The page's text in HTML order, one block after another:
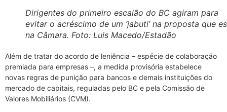
Dirigentes do primeiro escalão do BC agiram para
evitar o acréscimo de um ‘jabuti’ na proposta que
na Câmara. Foto: Luis Macedo/Estadão
Além de tratar do acordo de leniência – espécie de colaboração
premiada para empresas –, a medida provisória estabelece
novas regras de punição para bancos e demais instituições do
mercado de capitais, reguladas pelo BC e pela Comissão de
Valores Mobiliários (CVM).